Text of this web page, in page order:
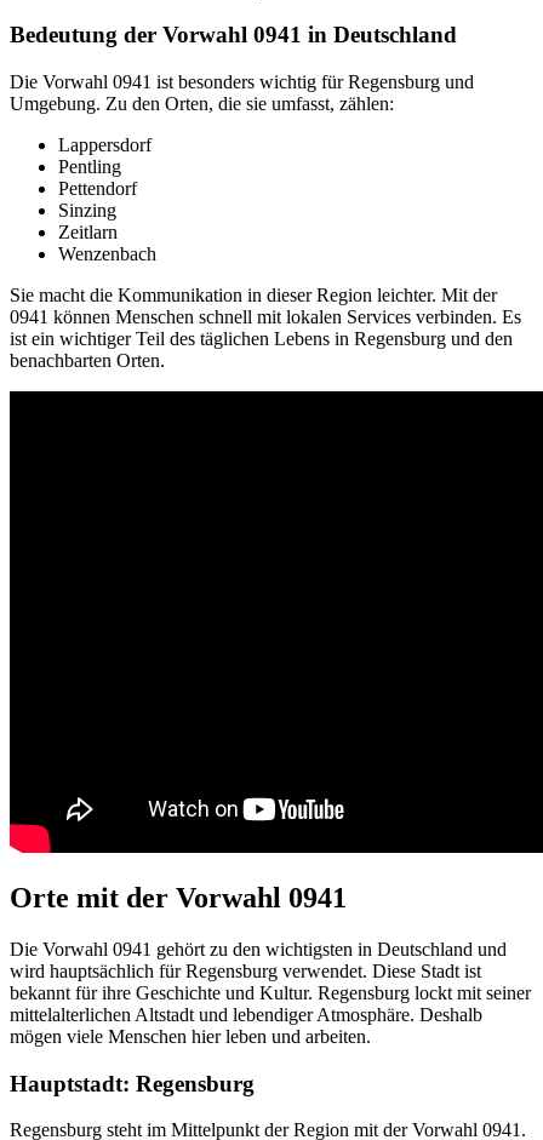
Bedeutung der Vorwahl 0941 in Deutschland
Die Vorwahl 0941 ist besonders wichtig für Regensburg und
Umgebung. Zu den Orten, die sie umfasst, zählen:
Lappersdorf
Pentling
Pettendorf
Sinzing
Zeitlarn
Wenzenbach
Sie macht die Kommunikation in dieser Region leichter. Mit der
0941 können Menschen schnell mit lokalen Services verbinden. Es
ist ein wichtiger Teil des täglichen Lebens in Regensburg und den
benachbarten Orten.
Orte mit der Vorwahl 0941
Die Vorwahl 0941 gehört zu den wichtigsten in Deutschland und
wird hauptsächlich für Regensburg verwendet. Diese Stadt ist
bekannt für ihre Geschichte und Kultur. Regensburg lockt mit seiner
mittelalterlichen Altstadt und lebendiger Atmosphäre. Deshalb
mögen viele Menschen hier leben und arbeiten.
Hauptstadt: Regensburg
Regensburg steht im Mittelpunkt der Region mit der Vorwahl 0941.